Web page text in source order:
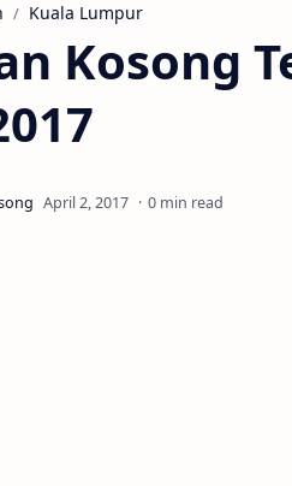
Kuala Lumpur
Kosong
0 min read